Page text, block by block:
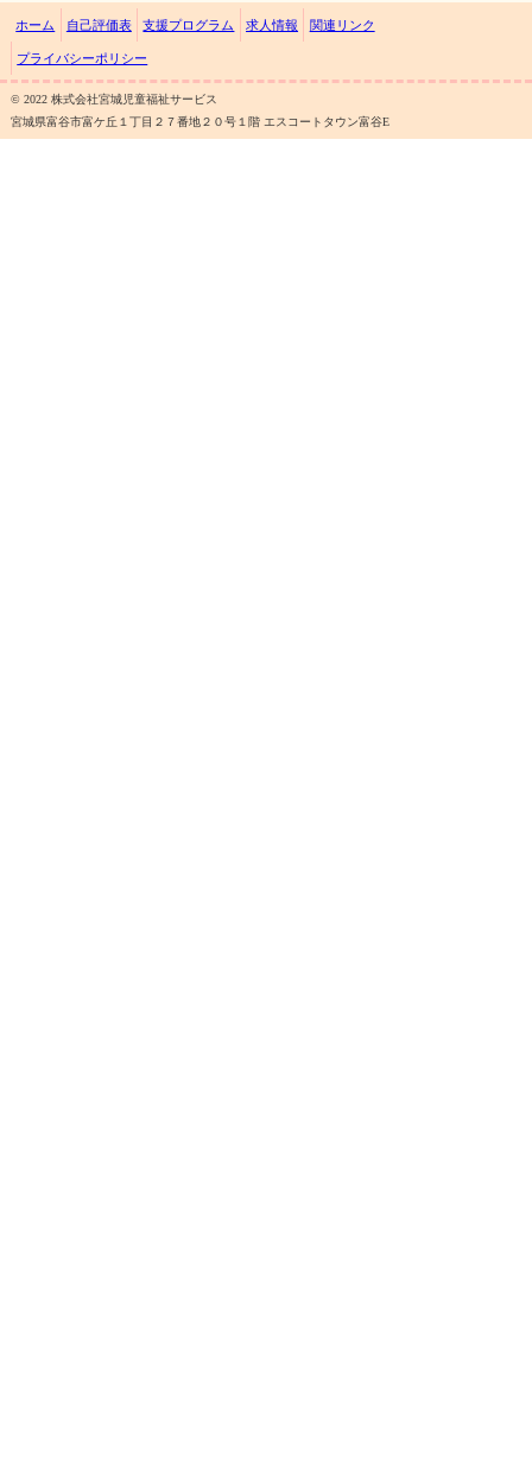
ホーム 自己評価表 支援プログラム 求人情報 関連リンク
プライバシーポリシー
©︎ 2022 株式会社宮城児童福祉サービス
宮城県富谷市富ケ丘１丁目２７番地２０号１階 エスコートタウン富谷E